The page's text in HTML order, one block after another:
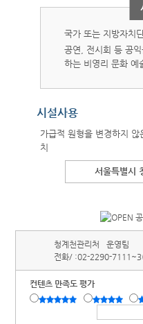
국가 또는 지방자치
공연, 전시회 등 공
하는 비영리 문화 예
시설사용
가급적 원형을 변경하지
치
서울특별시
청계천관리처
운영팀
전화/ :02-2290-
컨텐츠 만족도 평가